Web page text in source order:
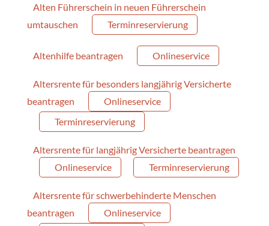
Alten Führerschein in neuen Führerschein
umtauschen
Terminreservierung
Altenhilfe beantragen Onlineservice
Altersrente für besonders langjährig Versicherte
beantragen
Onlineservice
Terminreservierung
Altersrente für langjährig Versicherte beantragen
Onlineservice
Terminreservierung
Altersrente für schwerbehinderte Menschen
beantragen
Onlineservice